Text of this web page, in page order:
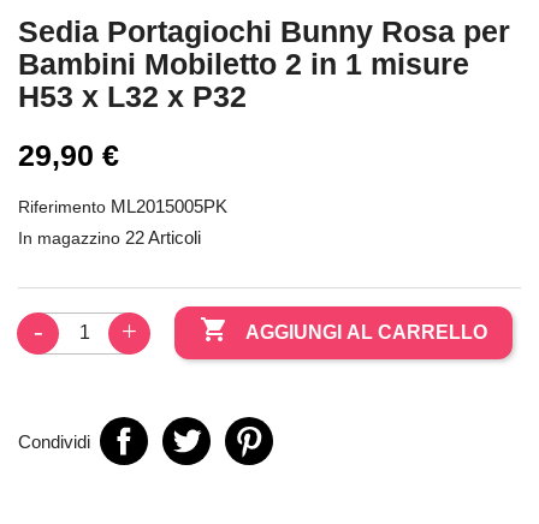
Sedia Portagiochi Bunny Rosa per
Bambini Mobiletto 2 in 1 misure
H53 x L32 x P32
29,90 €
Riferimento ML2015005PK
In magazzino 22 Articoli
 AGGIUNGI AL CARRELLO
Condividi